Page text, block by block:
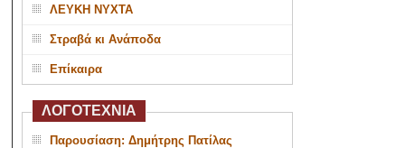
ΛΕΥΚΗ ΝΥΧΤΑ
Στραβά κι Ανάποδα
Επίκαιρα
ΛΟΓΟΤΕΧΝΙΑ
Παρουσίαση: Δημήτρης Πατίλας